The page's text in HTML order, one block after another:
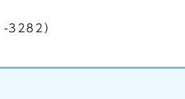
3282）